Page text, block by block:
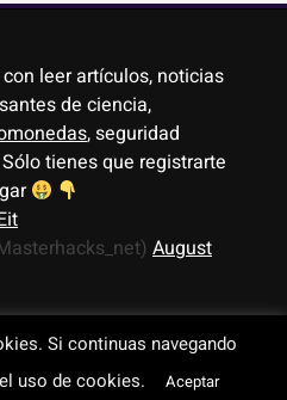
leer artículos, noticias
de ciencia,
, seguridad
tienes que registrarte
August
2008-2026 - www.masterhacks.net
Si continuas navegando
uso de cookies.
Aceptar